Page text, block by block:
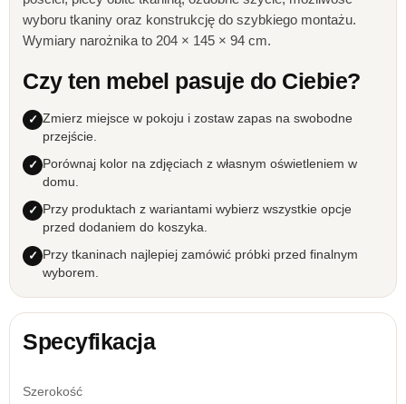
wyboru tkaniny oraz konstrukcję do szybkiego montażu.
Wymiary narożnika to 204 × 145 × 94 cm.
Czy ten mebel pasuje do Ciebie?
Zmierz miejsce w pokoju i zostaw zapas na swobodne
przejście.
Porównaj kolor na zdjęciach z własnym oświetleniem w
domu.
Przy produktach z wariantami wybierz wszystkie opcje
przed dodaniem do koszyka.
Przy tkaninach najlepiej zamówić próbki przed finalnym
wyborem.
Specyfikacja
Szerokość